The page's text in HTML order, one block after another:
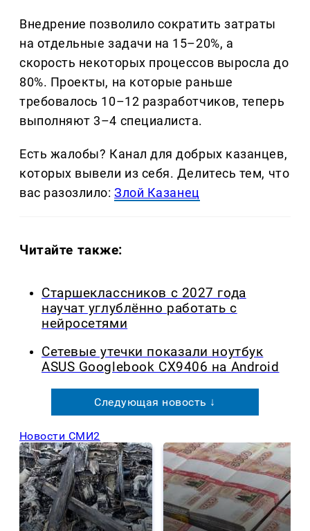
Внедрение позволило сократить затраты
на отдельные задачи на 15–20%, а
скорость некоторых процессов выросла до
80%. Проекты, на которые раньше
требовалось 10–12 разработчиков, теперь
выполняют 3–4 специалиста.
Есть жалобы? Канал для добрых казанцев,
которых вывели из себя. Делитеcь тем, что
вас разозлило:Злой Казанец
Читайте также:
Старшеклассников с 2027 года
научат углублённо работать с
нейросетями
Сетевые утечки показали ноутбук
ASUS Googlebook CX9406 на Android
Следующая новость ↓
Новости СМИ2